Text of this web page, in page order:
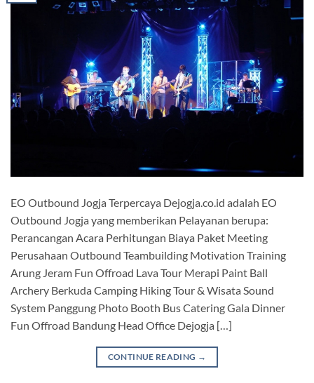
EO Outbound Jogja Terpercaya Dejogja.co.id adalah EO
Outbound Jogja yang memberikan Pelayanan berupa:
Perancangan Acara Perhitungan Biaya Paket Meeting
Perusahaan Outbound Teambuilding Motivation Training
Arung Jeram Fun Offroad Lava Tour Merapi Paint Ball
Archery Berkuda Camping Hiking Tour & Wisata Sound
System Panggung Photo Booth Bus Catering Gala Dinner
Fun Offroad Bandung Head Office Dejogja […]
CONTINUE READING →